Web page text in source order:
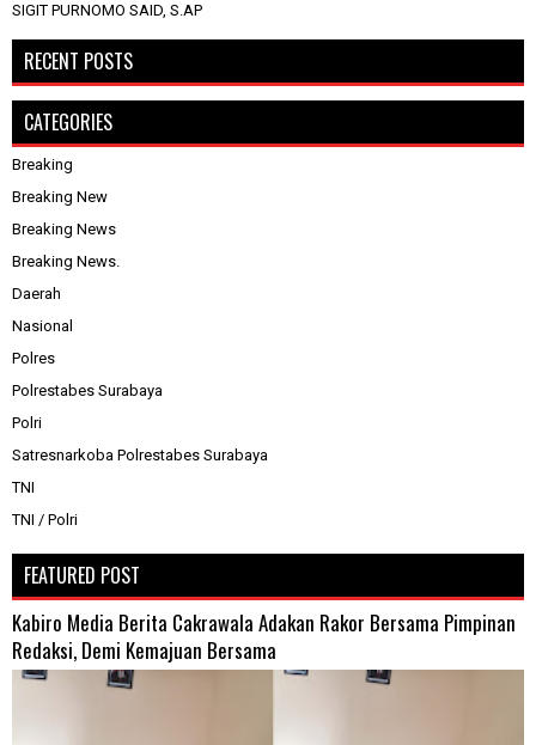
SIGIT PURNOMO SAID, S.AP
RECENT POSTS
CATEGORIES
Breaking
Breaking New
Breaking News
Breaking News.
Daerah
Nasional
Polres
Polrestabes Surabaya
Polri
Satresnarkoba Polrestabes Surabaya
TNI
TNI / Polri
FEATURED POST
Kabiro Media Berita Cakrawala Adakan Rakor Bersama Pimpinan
Redaksi, Demi Kemajuan Bersama